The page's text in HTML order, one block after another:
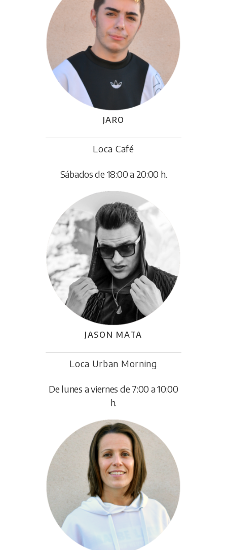
JARO
Loca Café
Sábados de 18:00 a 20:00 h.
JASON MATA
Loca Urban Morning
De lunes a viernes de 7:00 a 10:00
h.